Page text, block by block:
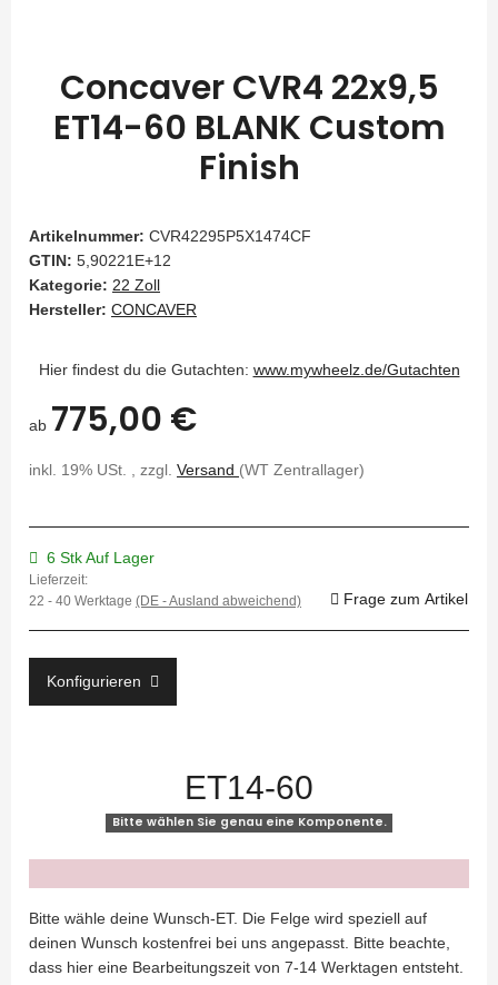
Concaver CVR4 22x9,5
ET14-60 BLANK Custom
Finish
Artikelnummer: CVR42295P5X1474CF
GTIN: 5,90221E+12
Kategorie: 22 Zoll
Hersteller: CONCAVER
Hier findest du die Gutachten: www.mywheelz.de/Gutachten
ab 775,00 €
inkl. 19% USt. , zzgl. Versand (WT Zentrallager)
6 Stk Auf Lager
Lieferzeit:
22 - 40 Werktage (DE - Ausland abweichend) Frage zum Artikel
Konfigurieren
ET14-60
Bitte wählen Sie genau eine Komponente.
x
Bitte wähle deine Wunsch-ET. Die Felge wird speziell auf
deinen Wunsch kostenfrei bei uns angepasst. Bitte beachte,
dass hier eine Bearbeitungszeit von 7-14 Werktagen entsteht.